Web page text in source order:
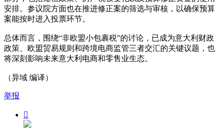
安排。参议院方面也在推进修正案的筛选与审核，以确保预算
案能按时进入投票环节。
总体而言，围绕“非欧盟小包裹税”的讨论，已成为意大利财政
政策、欧盟贸易规则和跨境电商监管三者交汇的关键议题，也
将深刻影响未来意大利电商和零售业生态。
（异域 编译）
举报
